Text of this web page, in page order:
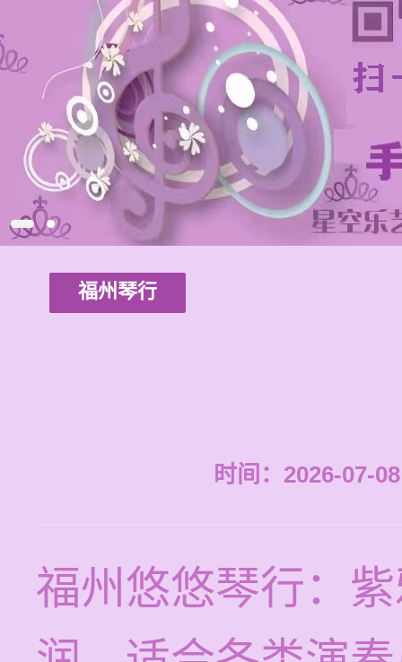
福州琴行
时间：2026-07-
福州悠悠琴行：